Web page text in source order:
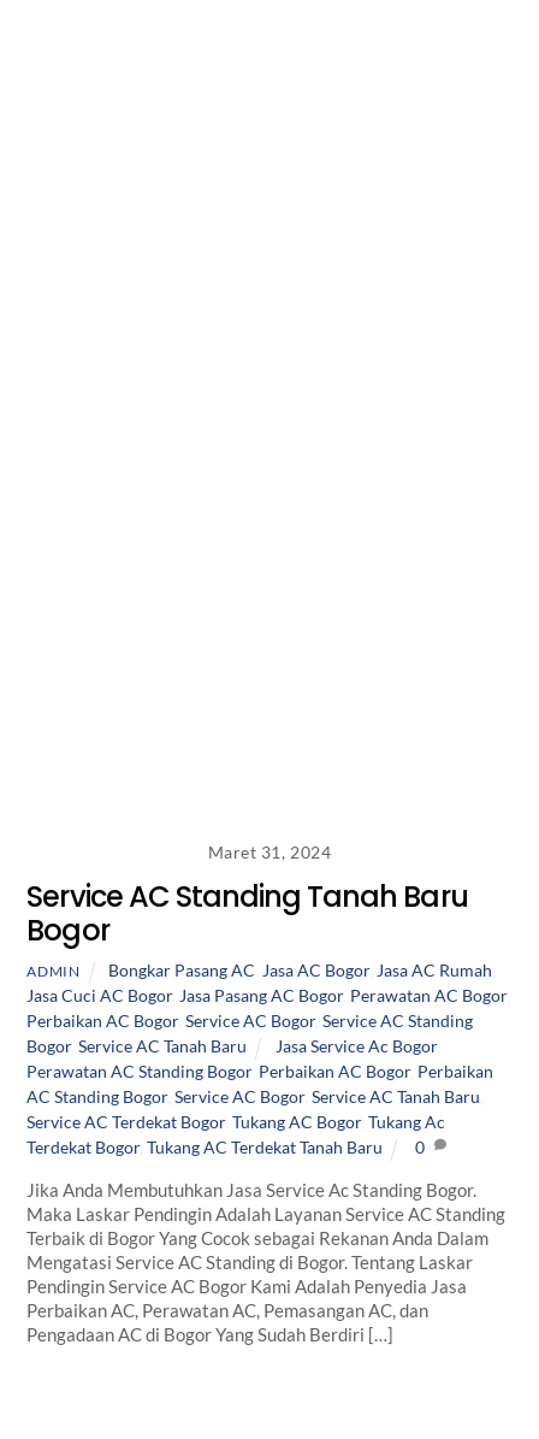
Maret 31, 2024
Service AC Standing Tanah Baru
Bogor
ADMIN Bongkar Pasang AC Jasa AC Bogor, Jasa AC Rumah
Jasa Cuci AC Bogor,Jasa Pasang AC Bogor, Perawatan AC Bogor,
Perbaikan AC Bogor,Service AC Bogor,Service AC Standing
Bogor,Service AC Tanah Baru Jasa Service Ac Bogor,
Perawatan AC Standing Bogor, Perbaikan AC Bogor, Perbaikan
AC Standing Bogor,Service AC Bogor,Service AC Tanah Baru
Service AC Terdekat Bogor,Tukang AC Bogor,Tukang Ac
Terdekat Bogor,Tukang AC Terdekat Tanah Baru 0
Jika Anda Membutuhkan Jasa Service Ac Standing Bogor.
Maka Laskar Pendingin Adalah Layanan Service AC Standing
Terbaik di Bogor Yang Cocok sebagai Rekanan Anda Dalam
Mengatasi Service AC Standing di Bogor. Tentang Laskar
Pendingin Service AC Bogor Kami Adalah Penyedia Jasa
Perbaikan AC, Perawatan AC, Pemasangan AC, dan
Pengadaan AC di Bogor Yang Sudah Berdiri […]